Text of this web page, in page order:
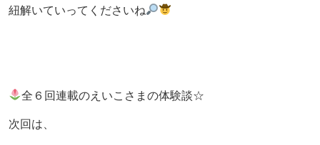
紐解いていってくださいね
全６回連載のえいこさまの体験談☆
次回は、